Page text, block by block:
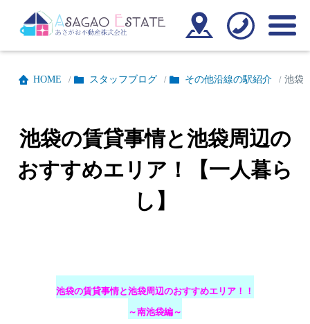
HOME / スタッフブログ / その他沿線の駅紹介 / 池袋
池袋の賃貸事情と池袋周辺の
おすすめエリア！【一人暮ら
し】
池袋の賃貸事情と池袋周辺のおすすめエリア！！
～南池袋編～